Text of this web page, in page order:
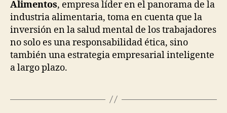
Alimentos, empresa líder en el panorama de la
industria alimentaria, toma en cuenta que la
inversión en la salud mental de los trabajadores
no solo es una responsabilidad ética, sino
también una estrategia empresarial inteligente
a largo plazo.